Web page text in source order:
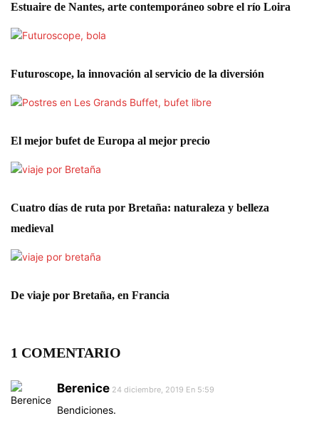
Estuaire de Nantes, arte contemporáneo sobre el río Loira
Futuroscope, la innovación al servicio de la diversión
El mejor bufet de Europa al mejor precio
Cuatro días de ruta por Bretaña: naturaleza y belleza
medieval
De viaje por Bretaña, en Francia
1 COMENTARIO
Berenice 24 diciembre, 2019 En 5:59
Bendiciones.